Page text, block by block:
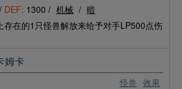
DEF: 1300 / 机械 / 暗
存在的1只怪兽解放来给予对手LP500点伤
怪兽 效果
姆卡